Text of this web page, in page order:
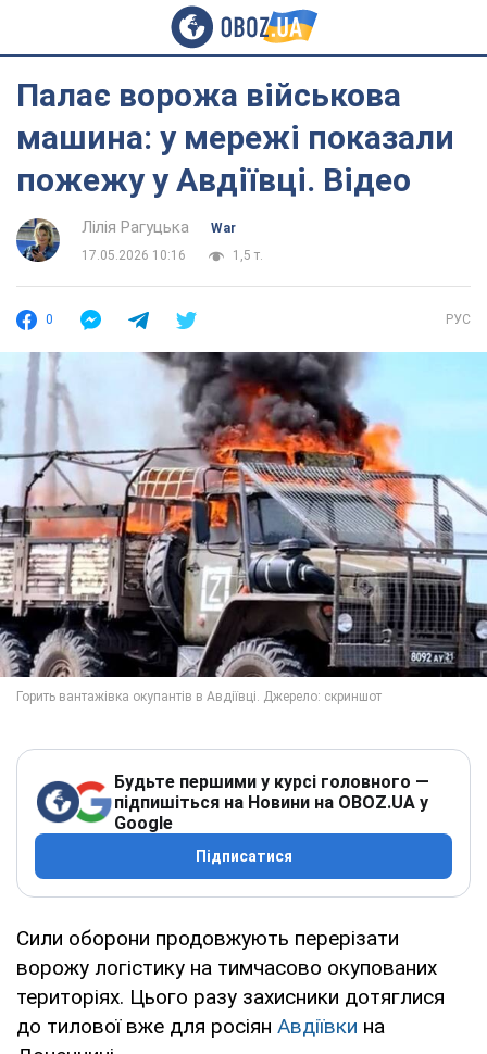
Палає ворожа військова
машина: у мережі показали
пожежу у Авдіївці. Відео
Лілія Рагуцька
War
17.05.2026 10:16
1,5 т.
0 РУС
Будьте першими у курсі головного —
підпишіться на Новини на OBOZ.UA у
Google
Підписатися
Сили оборони продовжують перерізати
ворожу логістику на тимчасово окупованих
територіях. Цього разу захисники дотяглися
до тилової вже для росіян Авдіївки на